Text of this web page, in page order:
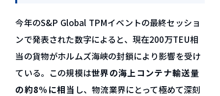
今年のS&P Global TPMイベントの最終セッショ
ンで発表された数字によると、現在200万TEU相
当の貨物がホルムズ海峡の封鎖により影響を受け
ている。この規模は世界の海上コンテナ輸送量
の約8%に相当 し、物流業界にとって極めて深刻